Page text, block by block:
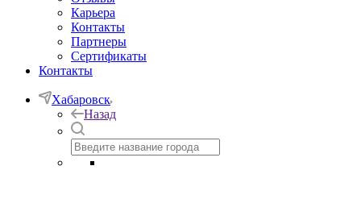
Карьера
Контакты
Партнеры
Сертификаты
Контакты
Хабаровск
Назад